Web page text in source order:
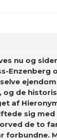
nu og
Enzenberg
og de
af
sig med
de to
forbundne.